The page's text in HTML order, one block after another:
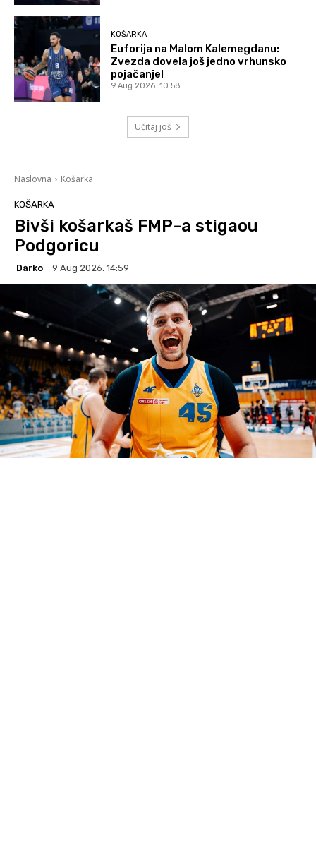
KOŠARKA
Euforija na Malom Kalemegdanu:
Zvezda dovela još jedno vrhunsko
pojačanje!
9 Aug 2026. 10:58
Učitaj još